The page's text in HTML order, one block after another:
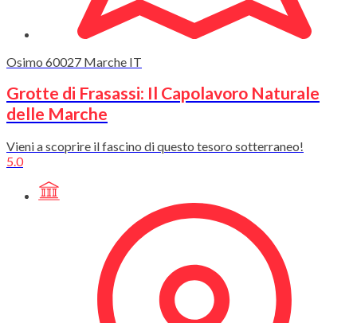
Osimo 60027 Marche IT
Grotte di Frasassi: Il Capolavoro Naturale
delle Marche
Vieni a scoprire il fascino di questo tesoro sotterraneo!
5.0